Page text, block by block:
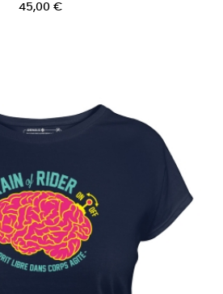
Prix
45,00 €